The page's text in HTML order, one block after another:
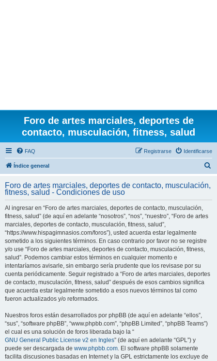
Foro de artes marciales, deportes de
contacto, musculación, fitness, salud
FAQ Identificarse
Registrarse
Índice general
c
Foro de artes marciales, deportes de contacto, musculación,
fitness, salud - Condiciones de uso
Al ingresar en “Foro de artes marciales, deportes de contacto, musculación,
fitness, salud” (de aquí en adelante “nosotros”, “nos”, “nuestro”, “Foro de artes
marciales, deportes de contacto, musculación, fitness, salud”,
“https://www.hispagimnasios.com/foros”), usted acuerda estar legalmente
sometido a los siguientes términos. En caso contrario por favor no se registre
y/o use “Foro de artes marciales, deportes de contacto, musculación, fitness,
salud”. Podemos cambiar estos términos en cualquier momento e
intentaríamos avisarle, sin embargo sería prudente que los revisase por su
cuenta periódicamente. Seguir registrado a “Foro de artes marciales, deportes
de contacto, musculación, fitness, salud” después de esos cambios significa
que acuerda estar legalmente sometido a esos nuevos términos tal como
fueron actualizados y/o reformados.
Nuestros foros están desarrollados por phpBB (de aquí en adelante “ellos”,
“sus”, “software phpBB”, “www.phpbb.com”, “phpBB Limited”, “phpBB Teams”)
el cual es una solución de foros liberada bajo la “
GNU General Public License v2 en Ingles” (de aquí en adelante “GPL”) y
puede ser descargada de www.phpbb.com. El software phpBB solamente
facilita discusiones basadas en Internet y la GPL estrictamente los excluye de